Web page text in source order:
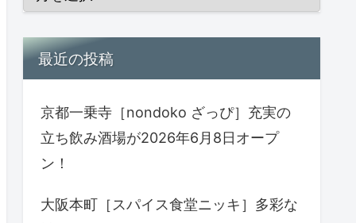
最近の投稿
京都一乗寺［nondoko ざっぴ］充実の
立ち飲み酒場が2026年6月8日オープ
ン！
大阪本町［スパイス食堂ニッキ］多彩な